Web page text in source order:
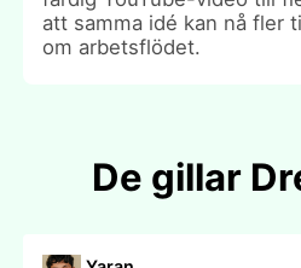
att samma idé kan nå fler
om arbetsflödet.
De gillar